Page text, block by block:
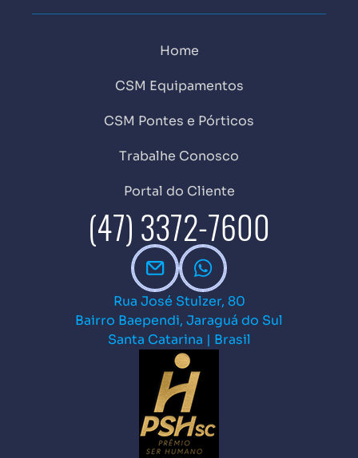
Home
CSM Equipamentos
CSM Pontes e Pórticos
Trabalhe Conosco
Portal do Cliente
(47) 3372-7600
Rua José Stulzer, 80
Bairro Baependi, Jaraguá do Sul
Santa Catarina | Brasil